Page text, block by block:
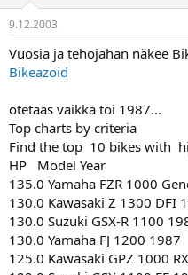
9.12.2003
Vuosia ja tehojahan näkee
Bikeazoid
otetaas vaikka toi 1987...
Top charts by criteria
Find the top 10 bikes with
HP Model Year
135.0 Yamaha FZR 1000
130.0 Kawasaki Z 1300 DFI
130.0 Suzuki GSX-R 1100
130.0 Yamaha FJ 1200 1987
125.0 Kawasaki GPZ 1000